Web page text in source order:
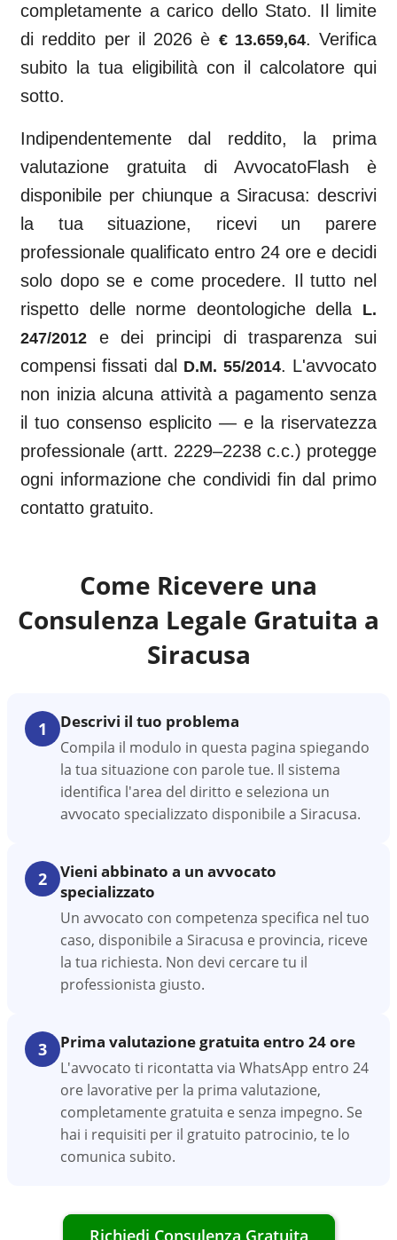
completamente a carico dello Stato. Il limite
di reddito per il 2026 è € 13.659,64. Verifica
subito la tua eligibilità con il calcolatore qui
sotto.
Indipendentemente dal reddito, la prima
valutazione gratuita di AvvocatoFlash è
disponibile per chiunque a Siracusa: descrivi
la tua situazione, ricevi un parere
professionale qualificato entro 24 ore e decidi
solo dopo se e come procedere. Il tutto nel
rispetto delle norme deontologiche della L.
247/2012 e dei principi di trasparenza sui
compensi fissati dal D.M. 55/2014. L'avvocato
non inizia alcuna attività a pagamento senza
il tuo consenso esplicito — e la riservatezza
professionale (artt. 2229–2238 c.c.) protegge
ogni informazione che condividi fin dal primo
contatto gratuito.
Come Ricevere una
Consulenza Legale Gratuita a
Siracusa
1 Descrivi il tuo problema
Compila il modulo in questa pagina spiegando
la tua situazione con parole tue. Il sistema
identifica l'area del diritto e seleziona un
avvocato specializzato disponibile a Siracusa.
2
Vieni abbinato a un avvocato
specializzato
Un avvocato con competenza specifica nel tuo
caso, disponibile a Siracusa e provincia, riceve
la tua richiesta. Non devi cercare tu il
professionista giusto.
3 Prima valutazione gratuita entro 24 ore
L'avvocato ti ricontatta via WhatsApp entro 24
ore lavorative per la prima valutazione,
completamente gratuita e senza impegno. Se
hai i requisiti per il gratuito patrocinio, te lo
comunica subito.
Richiedi Consulenza Gratuita